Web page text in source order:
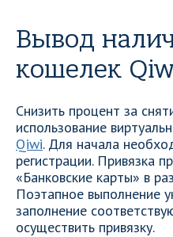
Вывод
кошелек
Снизить процент за
использование
Qiwi. Для начала
регистрации. Привязка
«Банковские карты» в
Поэтапное выполнение
заполнение
осуществить привязку.